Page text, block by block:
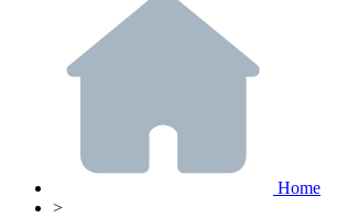
Home
>